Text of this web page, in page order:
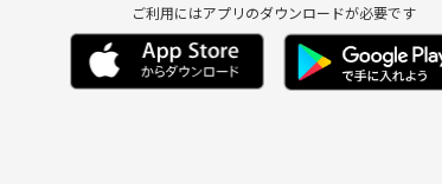
ご利用にはアプリのダウンロードが必要です